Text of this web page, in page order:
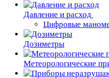
Давление и расход
Цифровые
Дозиметры
Метеорологические